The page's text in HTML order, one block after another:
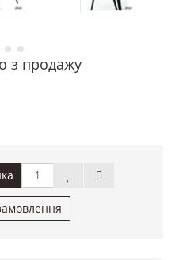
з продажу